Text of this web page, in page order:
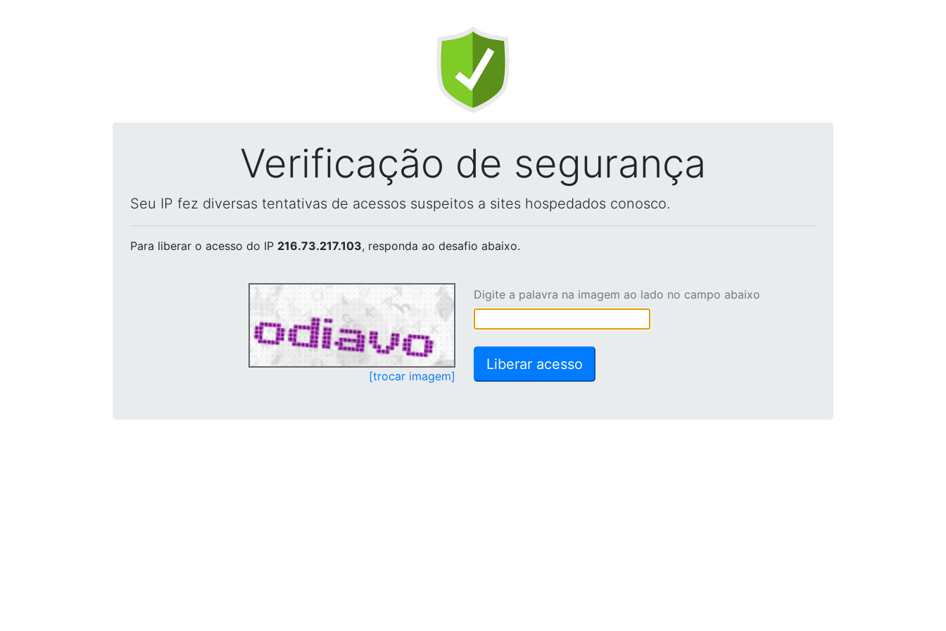
Verificação de segurança
Seu IP fez diversas tentativas de acessos suspeitos a sites hospedados conosco.
Para liberar o acesso do IP 216.73.217.103, responda ao desafio abaixo.
[trocar imagem]
Digite a palavra na imagem ao lado no campo abaixo